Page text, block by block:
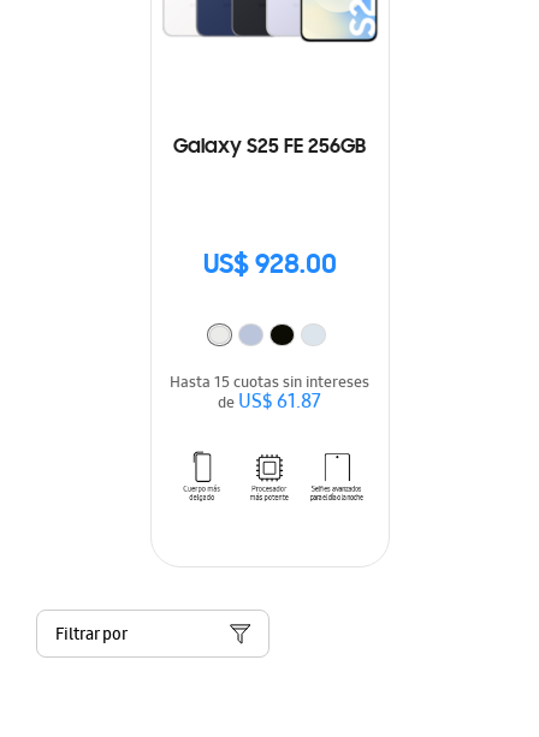
Galaxy S25 FE 256GB
US$ 928.00
Hasta 15 cuotas sin intereses
deUS$ 61.87
Filtrar por